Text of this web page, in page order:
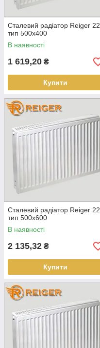
Сталевий радіатор Reiger 22
тип 500х400
В наявності
1 619,20 ₴
Купити
Сталевий радіатор Reiger 22
тип 500х600
В наявності
2 135,32 ₴
Купити